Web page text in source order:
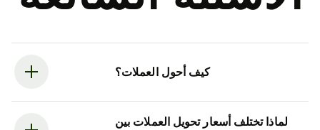
كيف أحول العملات؟
لماذا تختلف أسعار تحويل العملات بين